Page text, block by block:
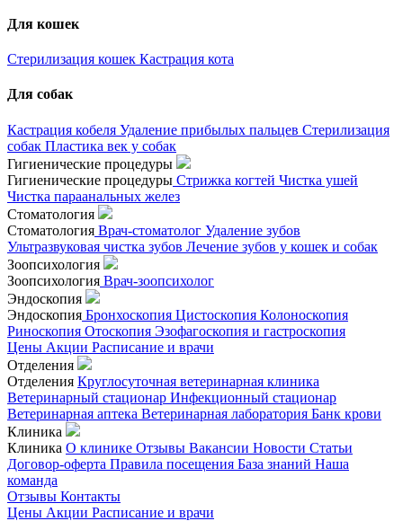
Для кошек
Стерилизация кошек Кастрация кота
Для собак
Кастрация кобеля Удаление прибылых пальцев Стерилизация
собак Пластика век у собак
Гигиенические процедуры
Гигиенические процедуры Стрижка когтей Чистка ушей
Чистка параанальных желез
Стоматология
Стоматология Врач-стоматолог Удаление зубов
Ультразвуковая чистка зубов Лечение зубов у кошек и собак
Зоопсихология
Зоопсихология Врач-зоопсихолог
Эндоскопия
Эндоскопия Бронхоскопия Цистоскопия Колоноскопия
Риноскопия Отоскопия Эзофагоскопия и гастроскопия
Цены Акции Расписание и врачи
Отделения
Отделения Круглосуточная ветеринарная клиника
Ветеринарный стационар Инфекционный стационар
Ветеринарная аптека Ветеринарная лаборатория Банк крови
Клиника
Клиника О клинике Отзывы Вакансии Новости Статьи
Договор-оферта Правила посещения База знаний Наша
команда
Отзывы Контакты
Цены Акции Расписание и врачи